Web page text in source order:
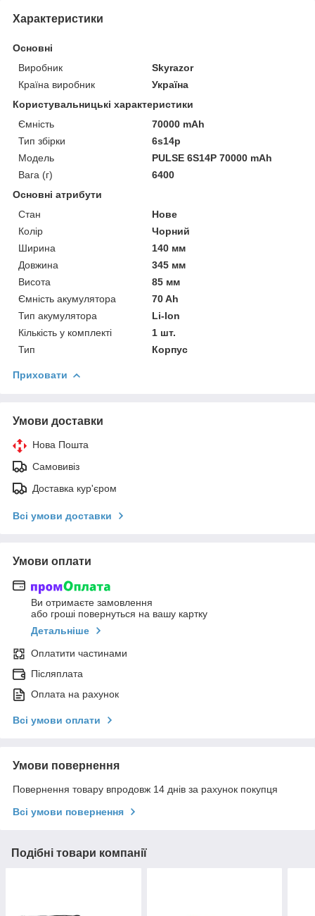
Характеристики
Основні
Виробник
Skyrazor
Країна виробник
Україна
Користувальницькі характеристики
Ємність
70000 mAh
Тип збірки
6s14p
Мoдель
PULSE 6S14P 70000 mAh
Вага (г)
6400
Основні атрибути
Стан
Нове
Колір
Чорний
Ширина
140 мм
Довжина
345 мм
Висота
85 мм
Ємність акумулятора
70 Ah
Тип акумулятора
Li-Ion
Кількість у комплекті
1 шт.
Тип
Корпус
Приховати
Умови доставки
Нова Пошта
Самовивіз
Доставка кур'єром
Всі умови доставки
Умови оплати
Ви отримаєте замовлення
або гроші повернуться на вашу картку
Детальніше
Оплатити частинами
Післяплата
Оплата на рахунок
Всі умови оплати
Умови повернення
Повернення товару впродовж 14 днів за рахунок покупця
Всі умови повернення
Подібні товари компанії